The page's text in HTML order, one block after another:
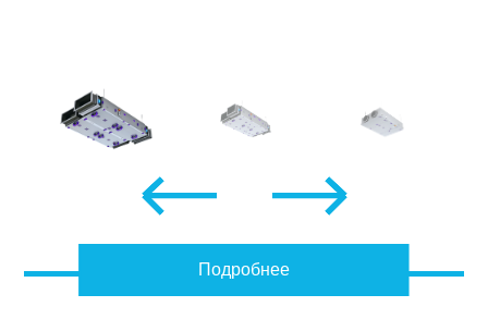
Подробнее